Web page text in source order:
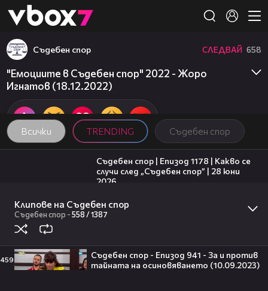
👾
Клипове на Съдебен спор
Съдебен спор -558 /1387
459
Съдебен спор - Епизод 941 - За и против
тайната на осиновяването (10.09.2023)
Всички TRENDING Съдебен спор
Съдебен спор СЛЕДВАЙ 658
"Емоциите в Съдебен спор" 2022 - Жоро
Игнатов (18.12.2022)
47:02
Съдебен спор | Епизод 1178 | Какво се
случи след „Съдебен спор” | 28 юни
2026
15:58
Какво се случи след „Съдебен спор” |
Фирмата със седалище в Лясковец
внедрява роботизирана техника и